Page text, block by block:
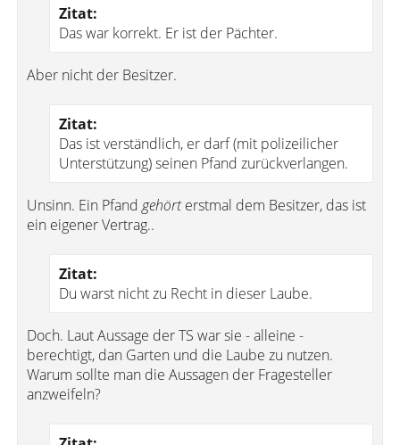
Zitat:
Das war korrekt. Er ist der Pächter.
Aber nicht der Besitzer.
Zitat:
Das ist verständlich, er darf (mit polizeilicher
Unterstützung) seinen Pfand zurückverlangen.
Unsinn. Ein Pfand gehörterstmal dem Besitzer, das ist
ein eigener Vertrag..
Zitat:
Du warst nicht zu Recht in dieser Laube.
Doch. Laut Aussage der TS war sie - alleine -
berechtigt, dan Garten und die Laube zu nutzen.
Warum sollte man die Aussagen der Fragesteller
anzweifeln?